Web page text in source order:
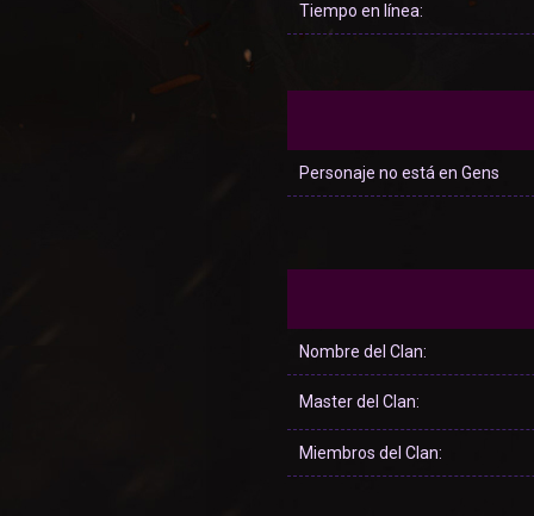
Tiempo en línea:
Personaje no está en Gens
Nombre del Clan:
Master del Clan:
Miembros del Clan: